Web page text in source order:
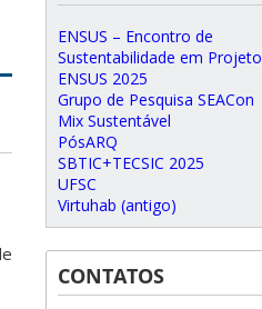
ENSUS – Encontro de
Sustentabilidade em Projeto
ENSUS 2025
Grupo de Pesquisa SEACon
Mix Sustentável
PósARQ
SBTIC+TECSIC 2025
UFSC
Virtuhab (antigo)
CONTATOS